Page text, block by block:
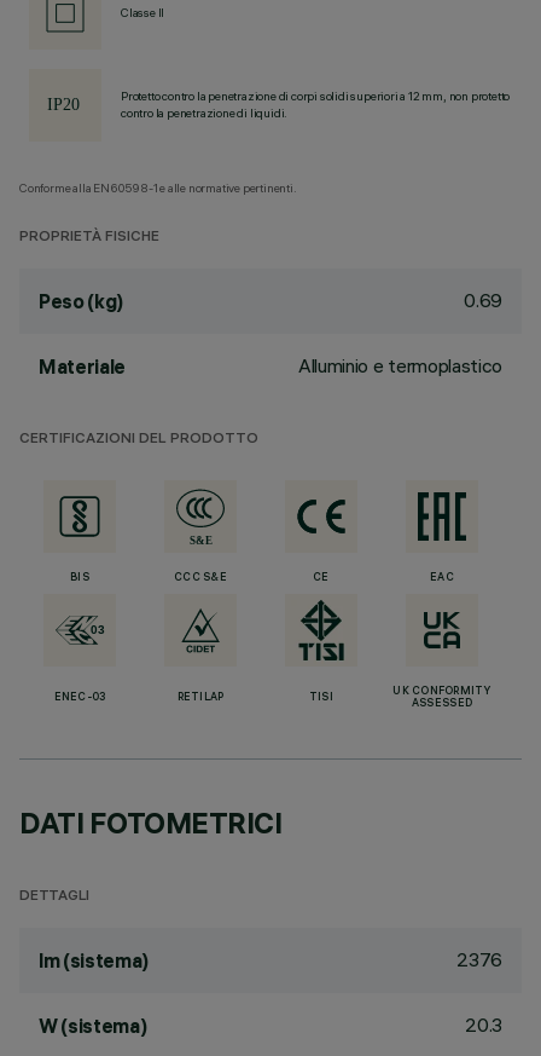
Classe II
Protetto contro la penetrazione di corpi solidi superiori a 12 mm, non protetto
contro la penetrazione di liquidi.
Conforme alla EN60598-1 e alle normative pertinenti.
PROPRIETÀ FISICHE
Peso (kg) 0.69
Materiale Alluminio e termoplastico
CERTIFICAZIONI DEL PRODOTTO
BIS CCC S&E CE EAC
ENEC-03 RETILAP TISI
UK CONFORMITY
ASSESSED
DATI FOTOMETRICI
DETTAGLI
lm (sistema) 2376
W (sistema) 20.3